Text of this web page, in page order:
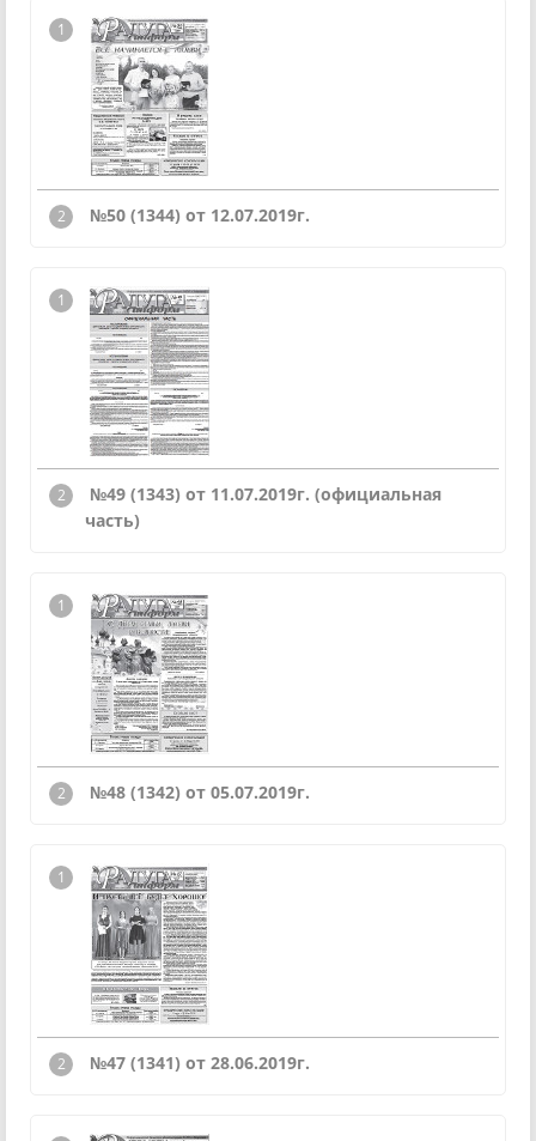
№50 (1344) от 12.07.2019г.
№49 (1343) от 11.07.2019г. (официальная
часть)
№48 (1342) от 05.07.2019г.
№47 (1341) от 28.06.2019г.